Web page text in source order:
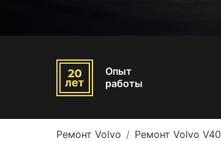
Опыт
работы
Ремонт Volvo Ремонт Volvo V40